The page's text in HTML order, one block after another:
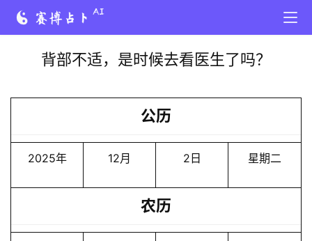
背部不适，是时候去看医生了吗？
公历
2025年 12月 2日 星期二
农历